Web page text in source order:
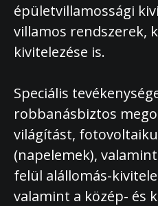
épületvillamossági
villamos rendszerek,
kivitelezése is.
Speciális
robbanásbiztos
világítást,
(napelemek),
felül alállomás-
valamint a közép- és